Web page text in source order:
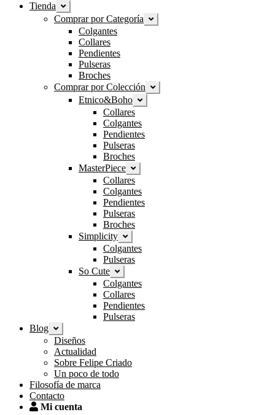
Tienda Expandir
el
menú
hijo
Comprar por Categoría Expandir
el
Colgantes
Collares
Pendientes
Pulseras
Broches
Comprar por Colección Expandir
el
Etnico&Boho Expandir
el
hijo
Collares
Colgantes
Pendientes
Pulseras
Broches
MasterPiece Expandir
el
menú
hijo
Collares
Colgantes
Pendientes
Pulseras
Broches
Simplicity Expandir
el
menú
hijo
Colgantes
Pulseras
So Cute Expandir
el
menú
hijo
Colgantes
Collares
Pendientes
Pulseras
Blog Expandir
el
menú
hijo
Diseños
Actualidad
Sobre Felipe Criado
Un poco de todo
Filosofía de marca
Contacto
Mi cuenta